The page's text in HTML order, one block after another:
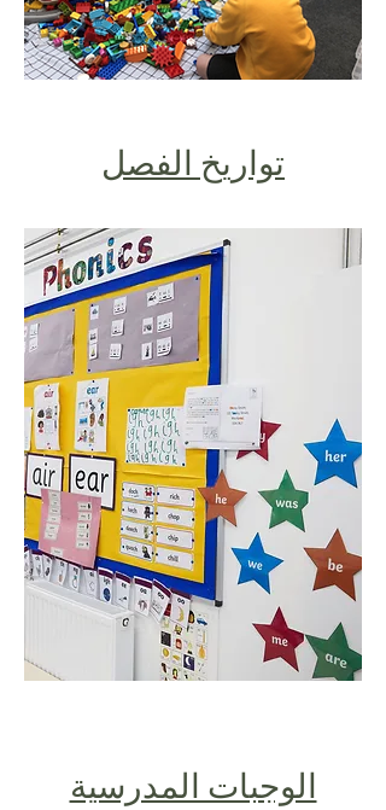
تواريخ الفصل
الوجبات المدرسية